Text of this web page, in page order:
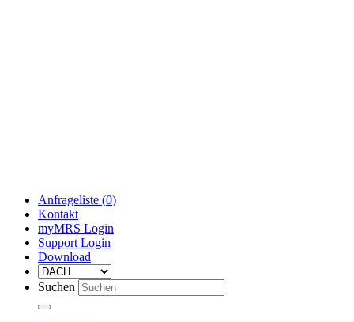
Anfrageliste (0)
Kontakt
myMRS Login
Support Login
Download
Suchen